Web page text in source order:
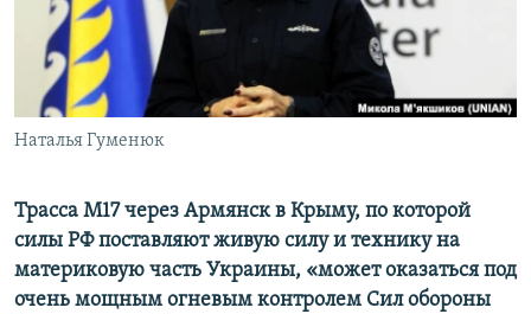
ПОБЕДИТЕЛЕЙ НЕ СУДЯТ?
КРЫМ.НЕПОКОРЕННЫЙ
ELIFBE
УКРАИНСКАЯ ПРОБЛЕМА КРЫМА
ПРИСОЕДИНЯЙТЕСЬ!
Наталья Гуменюк
Трасса М17 через Армянск в Крыму, по которой
силы РФ поставляют живую силу и технику на
материковую часть Украины, «может оказаться под
очень мощным огневым контролем Сил обороны